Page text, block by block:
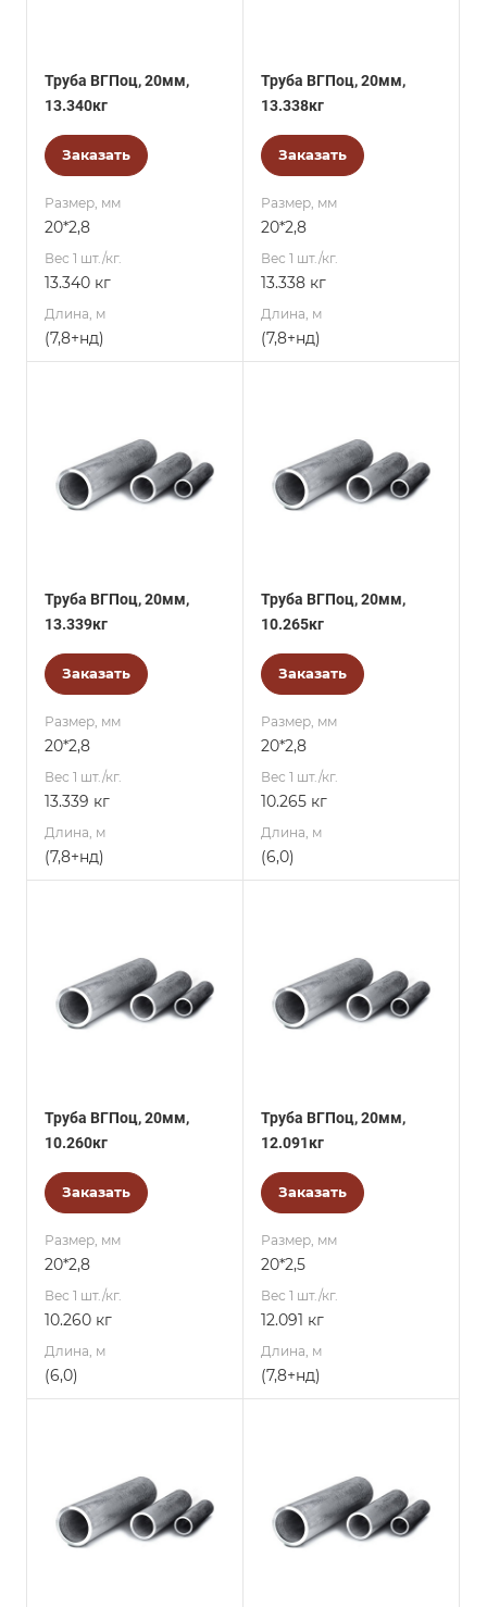
Труба ВГПоц, 20мм,
13.340кг
Заказать
Размер, мм
20*2,8
Вес 1 шт./кг.
13.340 кг
Длина, м
(7,8+нд)
Труба ВГПоц, 20мм,
13.338кг
Заказать
Размер, мм
20*2,8
Вес 1 шт./кг.
13.338 кг
Длина, м
(7,8+нд)
Труба ВГПоц, 20мм,
13.339кг
Заказать
Размер, мм
20*2,8
Вес 1 шт./кг.
13.339 кг
Длина, м
(7,8+нд)
Труба ВГПоц, 20мм,
10.265кг
Заказать
Размер, мм
20*2,8
Вес 1 шт./кг.
10.265 кг
Длина, м
(6,0)
Труба ВГПоц, 20мм,
10.260кг
Заказать
Размер, мм
20*2,8
Вес 1 шт./кг.
10.260 кг
Длина, м
(6,0)
Труба ВГПоц, 20мм,
12.091кг
Заказать
Размер, мм
20*2,5
Вес 1 шт./кг.
12.091 кг
Длина, м
(7,8+нд)